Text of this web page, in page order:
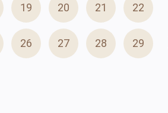
19 20 21 22
26 27 28 29